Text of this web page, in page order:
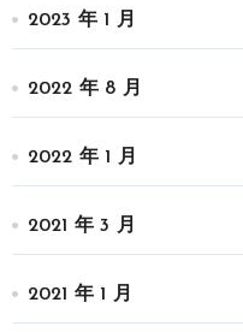
2023 年 1 月
2022 年 8 月
2022 年 1 月
2021 年 3 月
2021 年 1 月